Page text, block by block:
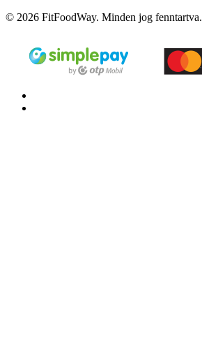
© 2026 FitFoodWay. Minden jog fenntartva.